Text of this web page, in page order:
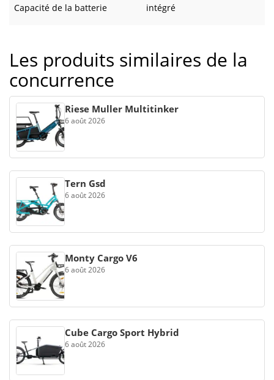
Capacité de la batterie intégré
Les produits similaires de la
concurrence
Riese Muller Multitinker
6 août 2026
Tern Gsd
6 août 2026
Monty Cargo V6
6 août 2026
Cube Cargo Sport Hybrid
6 août 2026